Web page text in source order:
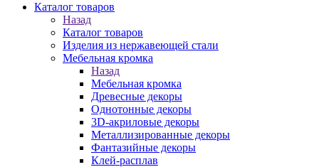
Каталог товаров
Назад
Каталог товаров
Изделия из нержавеющей стали
Мебельная кромка
Назад
Мебельная кромка
Древесные декоры
Однотонные декоры
3D-акриловые декоры
Металлизированные декоры
Фантазийные декоры
Клей-расплав